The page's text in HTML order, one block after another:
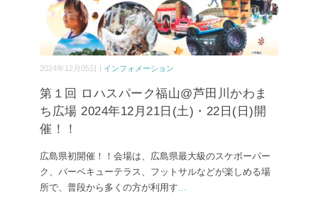
2024年12月05日 | インフォメーション
第１回 ロハスパーク福山@芦田川かわま
ち広場 2024年12月21日(土)・22日(日)開
催！！
広島県初開催！！会場は、広島県最大級のスケボーパー
ク、バーベキューテラス、フットサルなどが楽しめる場
所で、普段から多くの方が利用す...